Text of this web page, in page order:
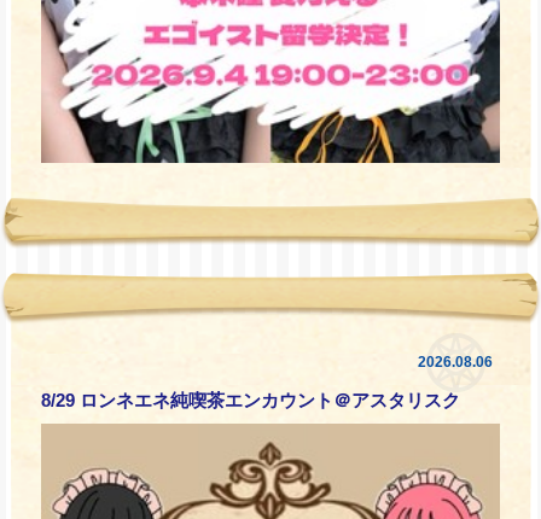
2026.08.06
8/29 ロンネエネ純喫茶エンカウント＠アスタリスク